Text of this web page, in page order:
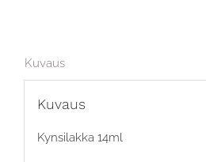
Kuvaus
Kuvaus
Kynsilakka 14ml